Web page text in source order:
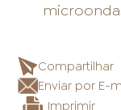
Compartilhar
Enviar por E-
Imprimir